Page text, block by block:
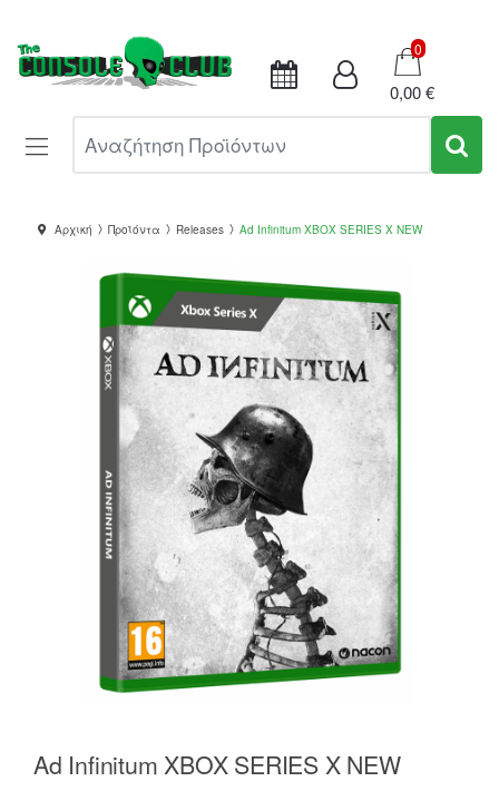
Καλάθι
0
0,00 €
Αρχική Προϊόντα Releases Ad Infinitum XBOX SERIES X NEW
Ad Infinitum XBOX SERIES X NEW